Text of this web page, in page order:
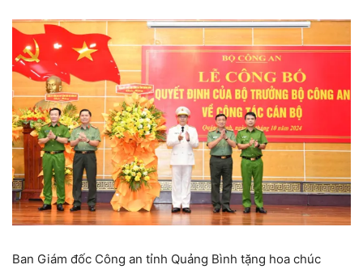
Ban Giám đốc Công an tỉnh Quảng Bình tặng hoa chúc